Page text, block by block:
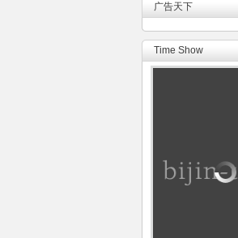
广告天下
Time Show